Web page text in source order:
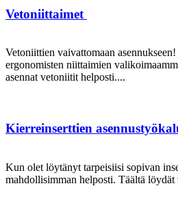
Vetoniittaimet
Vetoniittien vaivattomaan
ergonomisten niittaimien
asennat vetoniitit helposti....
Kierreinserttien
Kun olet löytänyt tarpeisiisi sopivan
mahdollisimman helposti. Täältä löydät